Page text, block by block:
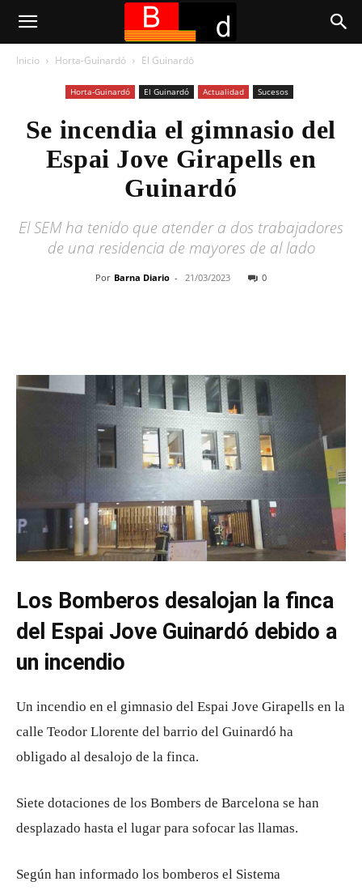
Inicio Horta-Guinardó El Guinardó
Horta-Guinardó El Guinardó Actualidad Sucesos
Se incendia el gimnasio del
Espai Jove Girapells en
Guinardó
El SEM ha tenido que atender a dos trabajadores
de una residencia de mayores de al lado
Por Barna Diario - 21/03/2023 0
Los Bomberos desalojan la finca
del Espai Jove Guinardó debido a
un incendio
Un incendio en el gimnasio del Espai Jove Girapells en la
calle Teodor Llorente del barrio del Guinardó ha
obligado al desalojo de la finca.
Siete dotaciones de los Bombers de Barcelona se han
desplazado hasta el lugar para sofocar las llamas.
Según han informado los bomberos el Sistema